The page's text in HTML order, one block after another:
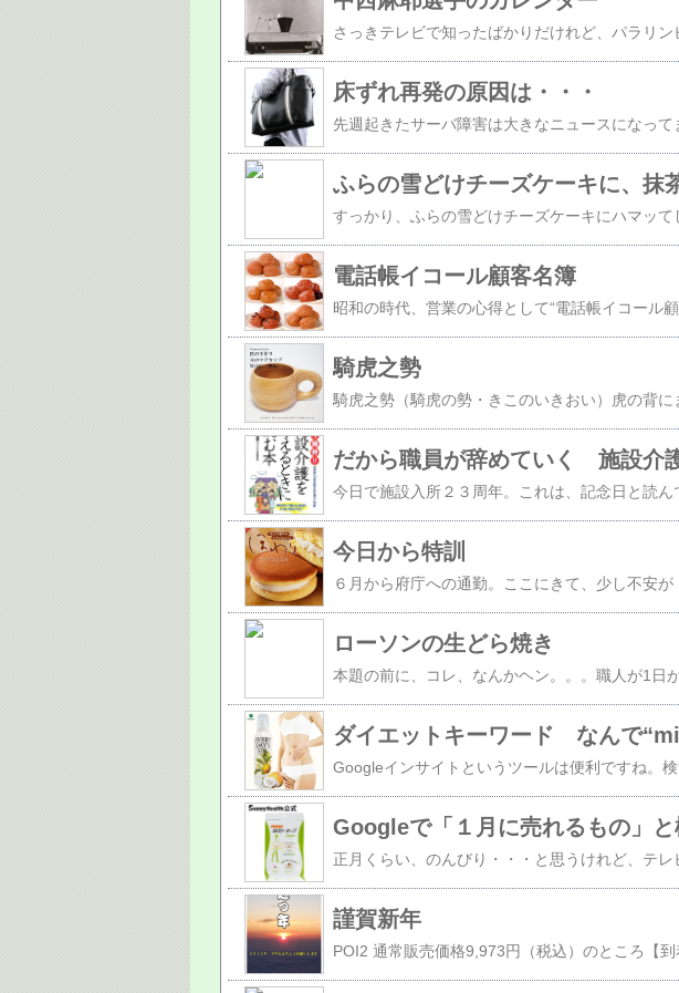
床ずれ再発の原因は・・・
ふらの雪どけチーズケーキに、抹
電話帳イコール顧客名簿
騎虎之勢
だから職員が辞めていく 施設介
今日から特訓
ローソンの生どら焼き
ダイエットキーワード なんで
Googleで「１月に売れるもの」と
謹賀新年